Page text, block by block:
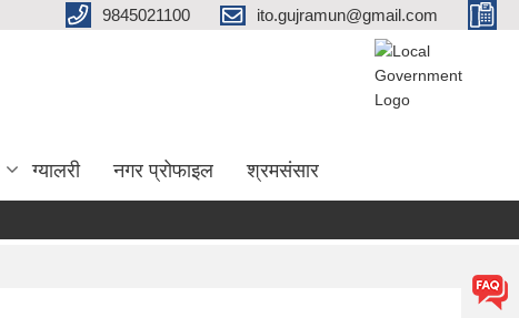
9845021100 ito.gujramun@gmail.com
ग्यालरी नगर प्रोफाइल श्रमसंसार